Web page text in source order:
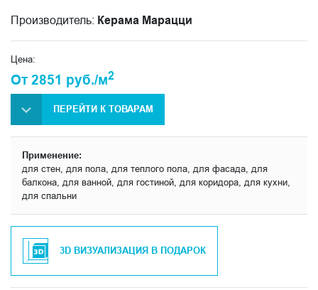
Производитель: Керама Марацци
Цена:
От 2851 руб./м2
ПЕРЕЙТИ К ТОВАРАМ
Применение:
для стен, для пола, для теплого пола, для фасада, для
балкона, для ванной, для гостиной, для коридора, для кухни,
для спальни
3D ВИЗУАЛИЗАЦИЯ В ПОДАРОК